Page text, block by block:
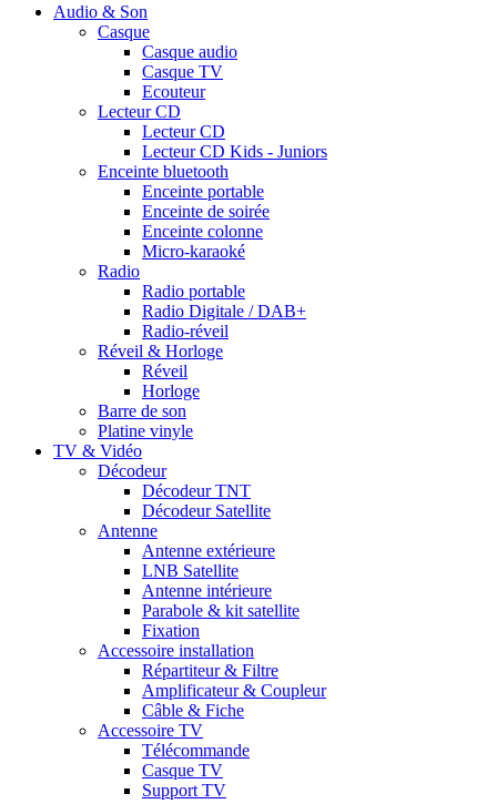
Audio & Son
Casque
Casque audio
Casque TV
Ecouteur
Lecteur CD
Lecteur CD
Lecteur CD Kids - Juniors
Enceinte bluetooth
Enceinte portable
Enceinte de soirée
Enceinte colonne
Micro-karaoké
Radio
Radio portable
Radio Digitale / DAB+
Radio-réveil
Réveil & Horloge
Réveil
Horloge
Barre de son
Platine vinyle
TV & Vidéo
Décodeur
Décodeur TNT
Décodeur Satellite
Antenne
Antenne extérieure
LNB Satellite
Antenne intérieure
Parabole & kit satellite
Fixation
Accessoire installation
Répartiteur & Filtre
Amplificateur & Coupleur
Câble & Fiche
Accessoire TV
Télécommande
Casque TV
Support TV